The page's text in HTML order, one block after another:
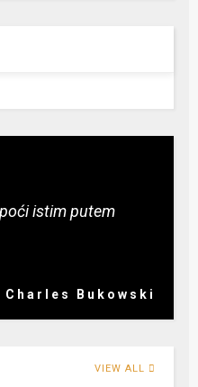
istim putem
Charles Bukowski
VIEW ALL